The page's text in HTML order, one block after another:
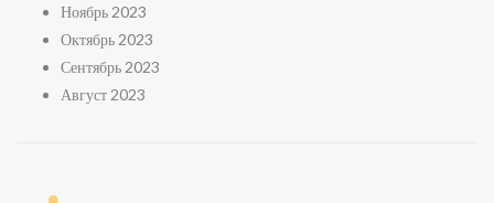
Ноябрь 2023
Октябрь 2023
Сентябрь 2023
Август 2023